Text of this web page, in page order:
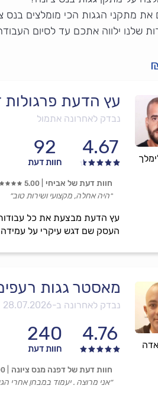
את מתקני הגגות הכי מומלצים בנס
שלנו ילווה אתכם עד לסיום
עץ הדעת פרגולות
נבדק לאחרונה אתמול
4.67
92
חוות דעת
עץ הדעת מבצעת את כל עבודות
העסק שם דגש עיקרי על עמידה
חוות דעת של אביחי 5.00
״היה אחלה, מקצועי ושירות טוב״
מאסטר גגות
נבדק לאחרונה ב-28.07.2026
4.76
240
חוות דעת
חוות דעת של דפנה מנס ציונה
״אני מרוצה . יעמוד במבחן אחרי